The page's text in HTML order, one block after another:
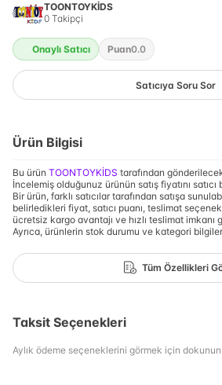
TOONTOYKİDS
0 Takipçi
Onaylı Satıcı Puan0.0
Satıcıya Soru Sor
Ürün Bilgisi
Bu ürün TOONTOYKİDS tarafından
İncelemiş olduğunuz ürünün satış fiyatını
Bir ürün, farklı satıcılar tarafından satışa
belirledikleri fiyat, satıcı puanı, teslimat
ücretsiz kargo avantajı ve hızlı teslimat imkanı
Ayrıca, ürünlerin stok durumu ve kategori
Tüm Özellikleri
Taksit Seçenekleri
Aylık ödeme seçeneklerini görmek için dokunun.